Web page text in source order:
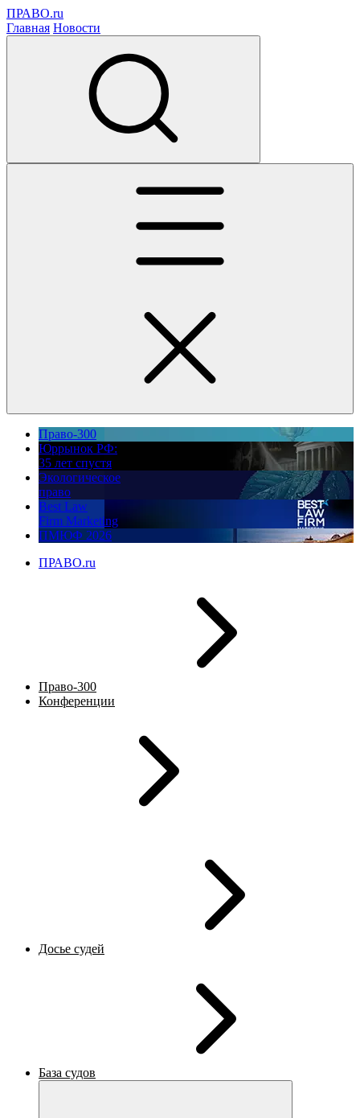
ПРАВО.ru
Главная Новости
Право-300
Юррынок РФ:
35 лет спустя
Экологическое
право
Best Law
Firm Marketing
ПМЮФ 2026
ПРАВО.ru
Право-300
Конференции
Досье судей
База судов